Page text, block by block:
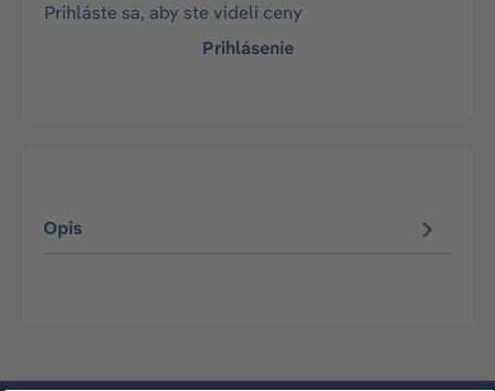
Prihláste sa, aby ste videli ceny
Prihlásenie
Opis